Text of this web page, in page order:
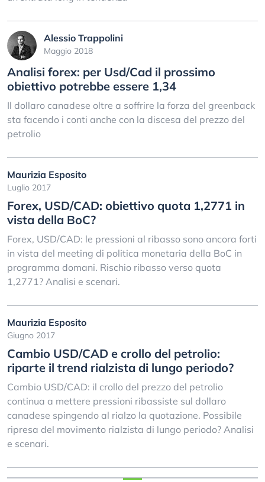
Alessio Trappolini
Maggio 2018
Analisi forex: per Usd/Cad il prossimo
obiettivo potrebbe essere 1,34
Il dollaro canadese oltre a soffrire la forza del greenback
sta facendo i conti anche con la discesa del prezzo del
petrolio
Maurizia Esposito
Luglio 2017
Forex, USD/CAD: obiettivo quota 1,2771 in
vista della BoC?
Forex, USD/CAD: le pressioni al ribasso sono ancora forti
in vista del meeting di politica monetaria della BoC in
programma domani. Rischio ribasso verso quota
1,2771? Analisi e scenari.
Maurizia Esposito
Giugno 2017
Cambio USD/CAD e crollo del petrolio:
riparte il trend rialzista di lungo periodo?
Cambio USD/CAD: il crollo del prezzo del petrolio
continua a mettere pressioni ribassiste sul dollaro
canadese spingendo al rialzo la quotazione. Possibile
ripresa del movimento rialzista di lungo periodo? Analisi
e scenari.